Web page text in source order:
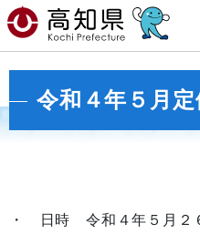
令和４年５月
・ 日時 令和４年５月２